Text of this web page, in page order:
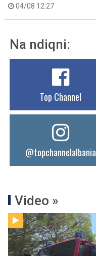
04/08 12:27
Na ndiqni:
Top Channel
@topchannelalbania
Video »